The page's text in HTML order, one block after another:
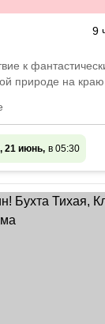
9
к
природе на краю
21 июнь, в 05:30